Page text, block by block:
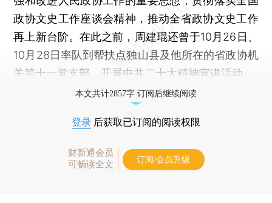
政协文史工作座谈会精神，推动全省政协文史工作
再上新台阶。在此之前，周建琨还曾于10月26日、
10月28日率队到帮扶点独山县及他所在的省政协机
关第十一党支部，开展中共二十大精神宣讲活动。
本文共计2857字 订阅后继续阅读
登录 后获取已订阅的阅读权限
财新通会员
可畅读全文
订阅/会员升级